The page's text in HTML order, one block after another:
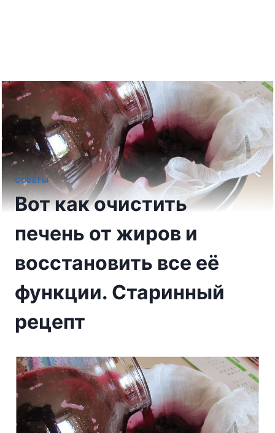
СОВЕТЫ
Вот как очистить
печень от жиров и
восстановить все её
функции. Старинный
рецепт